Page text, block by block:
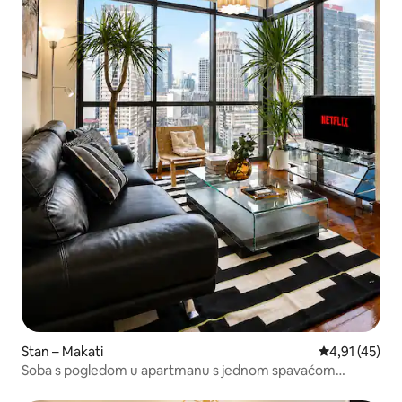
Stan – Makati Prosječna
4,91 (45)
Soba s pogledom u apartmanu s jednom spavaćom